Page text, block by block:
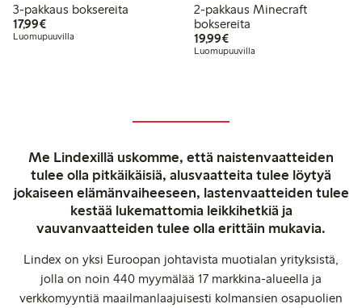
3-pakkaus boksereita
17,99€17,99 €
Luomupuuvilla
2-pakkaus Minecraft
boksereita
19,99€19,99 €
Luomupuuvilla
Me Lindexillä uskomme, että naistenvaatteiden
tulee olla pitkäikäisiä, alusvaatteita tulee löytyä
jokaiseen elämänvaiheeseen, lastenvaatteiden tulee
kestää lukemattomia leikkihetkiä ja
vauvanvaatteiden tulee olla erittäin mukavia.
Lindex on yksi Euroopan johtavista muotialan yrityksistä,
jolla on noin 440 myymälää 17 markkina-alueella ja
verkkomyyntiä maailmanlaajuisesti kolmansien osapuolien